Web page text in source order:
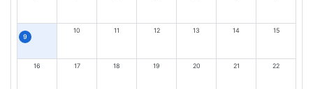
9
10 11 12 13 14 15
16 17 18 19 20 21 22